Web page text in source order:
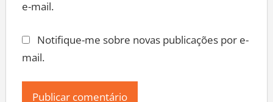
e-mail.
Notifique-me sobre novas publicações por e-
mail.